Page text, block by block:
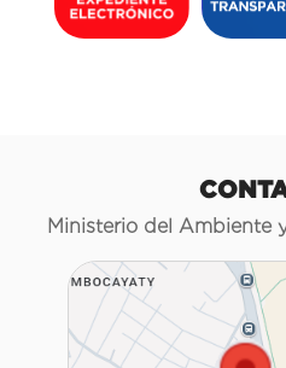
Ministerio del Ambiente